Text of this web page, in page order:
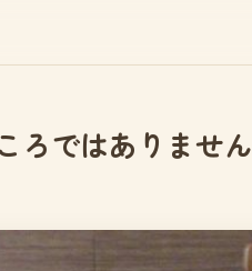
ろではありません